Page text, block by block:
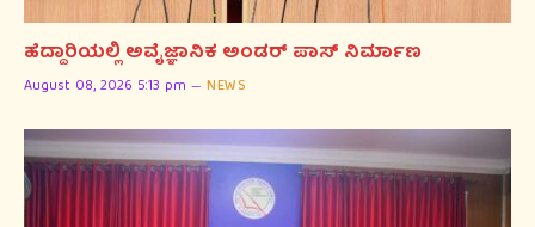
ಹೆದ್ದಾರಿಯಲ್ಲಿ ಅವೈಜ್ಞಾನಿಕ ಅಂಡರ್ ಪಾಸ್ ನಿರ್ಮಾಣ
August 08, 2026 5:13 pm NEWS